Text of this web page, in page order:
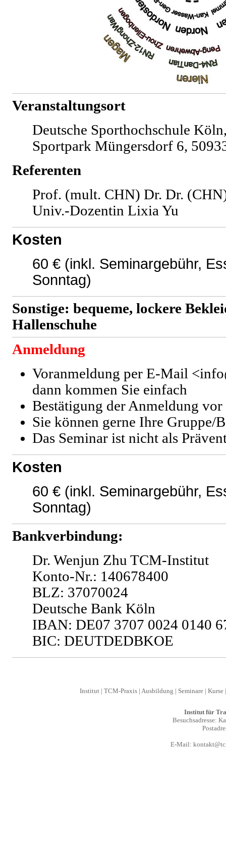
Veranstaltungsort
Deutsche Sporthochschule
Sportpark Müngersdorf 6,
Referenten
Prof. (mult. CHN) Dr. Dr.
Univ.-Dozentin Lixia Yu
Kosten
60 € (inkl. Seminargebühr,
Sonntag)
Sonstige: bequeme, lockere
Hallenschuhe
Anmeldung
Voranmeldung per E-Mail
dann kommen Sie einfach
Bestätigung der Anmeldung
Sie können gerne Ihre Gruppe/
Das Seminar ist nicht als
Kosten
60 € (inkl. Seminargebühr,
Sonntag)
Bankverbindung:
Dr. Wenjun Zhu TCM-Institut
Konto-Nr.: 140678400
BLZ: 37070024
Deutsche Bank Köln
IBAN: DE07 3707 0024 0140
BIC: DEUTDEDBKOE
Institut| TCM-Praxis| Ausbildung | Seminare| Kurse
Institut für
Besuchsadresse:
E-Mail: